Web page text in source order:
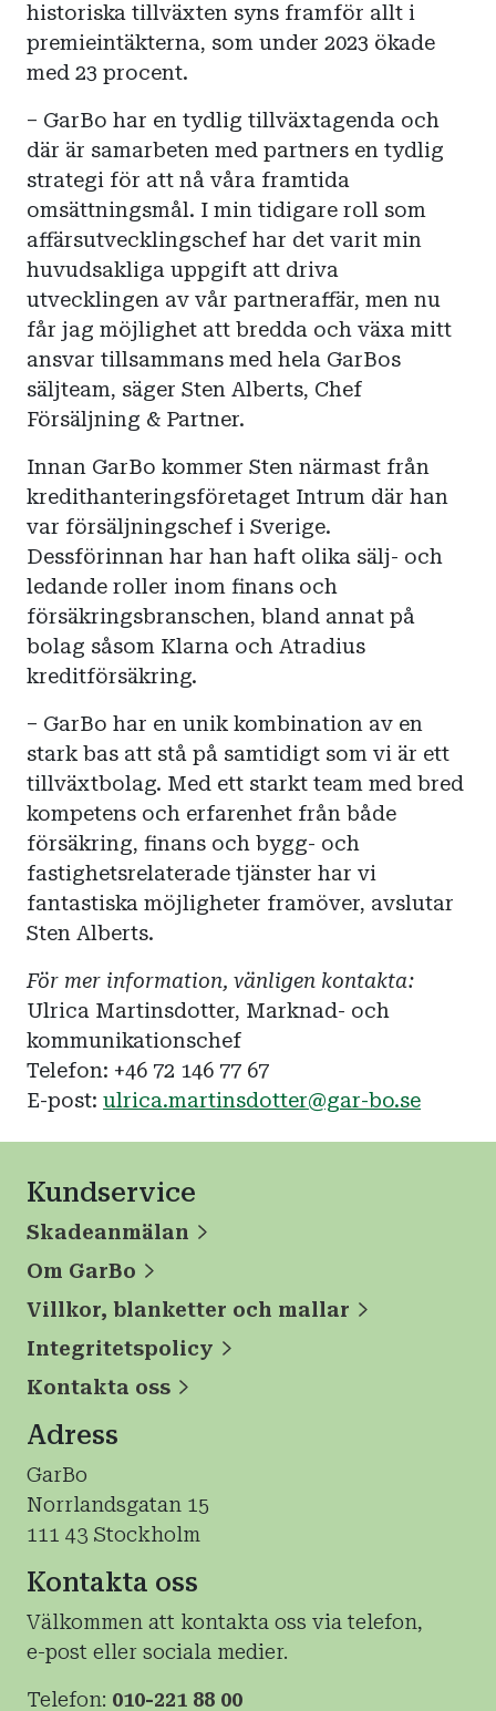
historiska tillväxten syns framför allt i
premieintäkterna, som under 2023 ökade
med 23 procent.
– GarBo har en tydlig tillväxtagenda och
där är samarbeten med partners en tydlig
strategi för att nå våra framtida
omsättningsmål. I min tidigare roll som
affärsutvecklingschef har det varit min
huvudsakliga uppgift att driva
utvecklingen av vår partneraffär, men nu
får jag möjlighet att bredda och växa mitt
ansvar tillsammans med hela GarBos
säljteam, säger Sten Alberts, Chef
Försäljning & Partner.
Innan GarBo kommer Sten närmast från
kredithanteringsföretaget Intrum där han
var försäljningschef i Sverige.
Dessförinnan har han haft olika sälj- och
ledande roller inom finans och
försäkringsbranschen, bland annat på
bolag såsom Klarna och Atradius
kreditförsäkring.
– GarBo har en unik kombination av en
stark bas att stå på samtidigt som vi är ett
tillväxtbolag. Med ett starkt team med bred
kompetens och erfarenhet från både
försäkring, finans och bygg- och
fastighetsrelaterade tjänster har vi
fantastiska möjligheter framöver, avslutar
Sten Alberts.
För mer information, vänligen kontakta:
Ulrica Martinsdotter, Marknad- och
kommunikationschef
Telefon: +46 72 146 77 67
E-post: ulrica.martinsdotter@gar-bo.se
Kundservice
Skadeanmälan
Om GarBo
Villkor, blanketter och mallar
Integritetspolicy
Kontakta oss
Adress
GarBo
Norrlandsgatan 15
111 43 Stockholm
Kontakta oss
Välkommen att kontakta oss via telefon,
e-post eller sociala medier.
Telefon: 010-221 88 00